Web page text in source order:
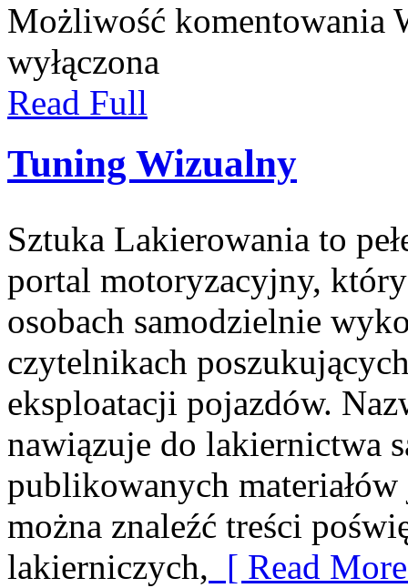
Możliwość komentowania
wyłączona
Read Full
Tuning Wizualny
Sztuka Lakierowania to
portal motoryzacyjny,
osobach samodzielnie
czytelnikach
eksploatacji pojazdów.
nawiązuje do lakiernictwa
publikowanych materiałów
można znaleźć treści
lakierniczych, [ Read